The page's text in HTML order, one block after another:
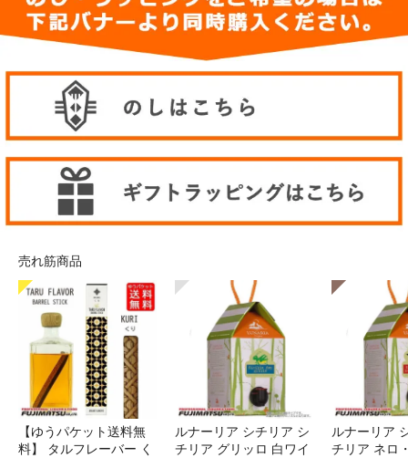
売れ筋商品
【ゆうパケット送料無
料】 タルフレーバー く
ルナーリア シチリア シ
チリア グリッロ 白ワイ
ルナーリア
チリア ネロ